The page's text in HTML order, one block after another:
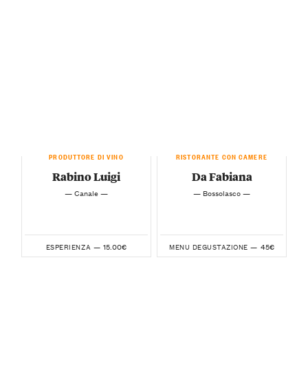
PRODUTTORE DI VINO
Rabino Luigi
— Canale —
ESPERIENZA — 15.00€
RISTORANTE CON CAMERE
Da Fabiana
— Bossolasco —
MENU DEGUSTAZIONE — 45€